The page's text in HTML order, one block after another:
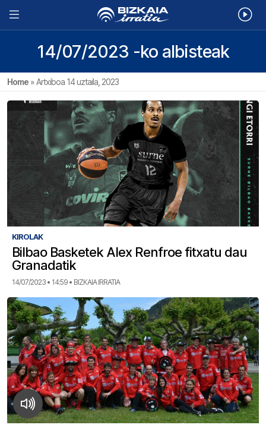
14/07/2023 -ko albisteak
Home »Artxiboa 14 uztaila, 2023
KIROLAK
Bilbao Basketek Alex Renfroe fitxatu dau
Granadatik
14/07/2023 • 14:59 • BIZKAIA IRRATIA